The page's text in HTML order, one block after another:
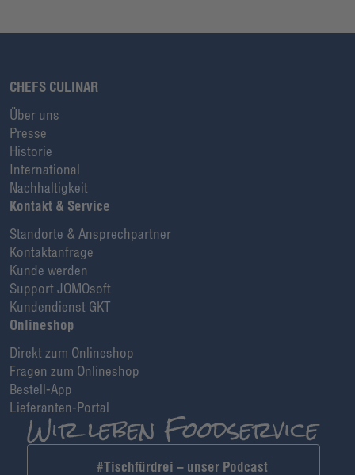
CHEFS CULINAR
Über uns
Presse
Historie
International
Nachhaltigkeit
Kontakt & Service
Standorte & Ansprechpartner
Kontaktanfrage
Kunde werden
Support JOMOsoft
Kundendienst GKT
Onlineshop
Direkt zum Onlineshop
Fragen zum Onlineshop
Bestell-App
Lieferanten-Portal
#Tischfürdrei – unser Podcast